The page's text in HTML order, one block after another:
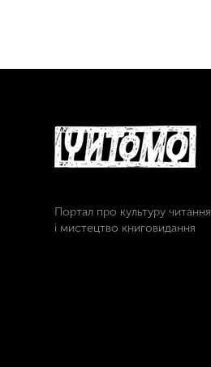
Портал про культуру читання
і мистецтво книговидання